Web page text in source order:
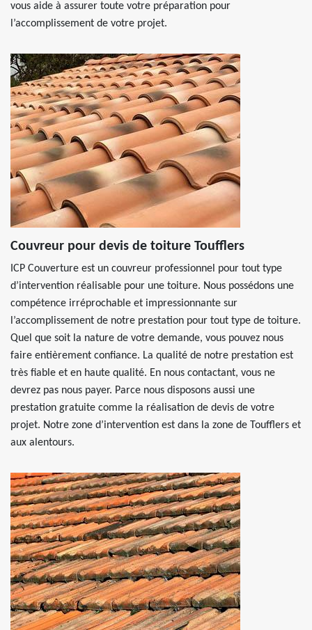
vous aide à assurer toute votre préparation pour
l’accomplissement de votre projet.
Couvreur pour devis de toiture Toufflers
ICP Couverture est un couvreur professionnel pour tout type
d’intervention réalisable pour une toiture. Nous possédons une
compétence irréprochable et impressionnante sur
l’accomplissement de notre prestation pour tout type de toiture.
Quel que soit la nature de votre demande, vous pouvez nous
faire entièrement confiance. La qualité de notre prestation est
très fiable et en haute qualité. En nous contactant, vous ne
devrez pas nous payer. Parce nous disposons aussi une
prestation gratuite comme la réalisation de devis de votre
projet. Notre zone d’intervention est dans la zone de Toufflers et
aux alentours.